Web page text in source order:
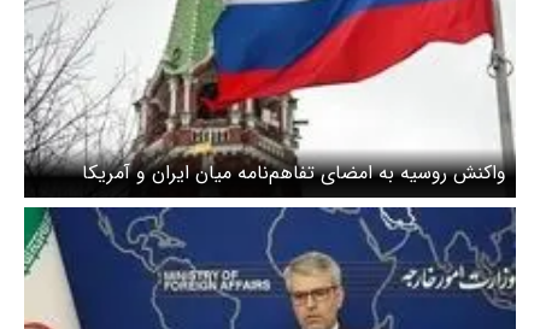
واکنش روسیه به امضای تفاهم‌نامه میان ایران و آمریکا